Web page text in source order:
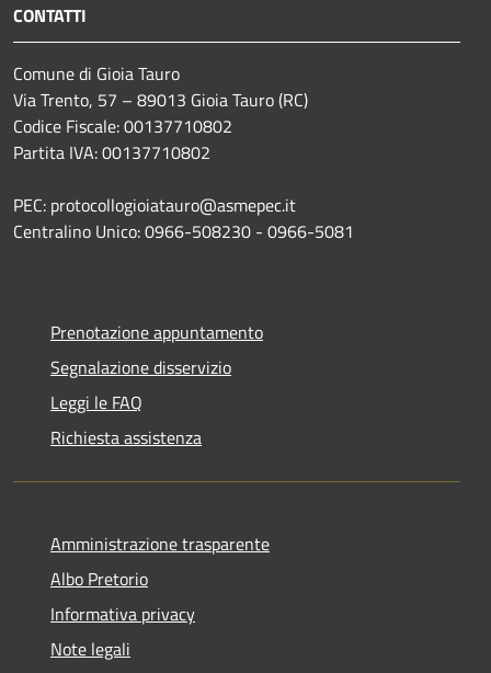
CONTATTI
Comune di Gioia Tauro
Via Trento, 57 – 89013 Gioia Tauro (RC)
Codice Fiscale: 00137710802
Partita IVA: 00137710802
PEC: protocollogioiatauro@asmepec.it
Centralino Unico: 0966-508230 - 0966-5081
Prenotazione appuntamento
Segnalazione disservizio
Leggi le FAQ
Richiesta assistenza
Amministrazione trasparente
Albo Pretorio
Informativa privacy
Note legali